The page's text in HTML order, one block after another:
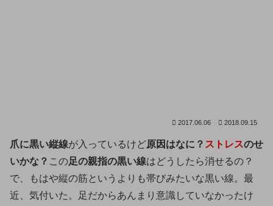
2017.06.06 2018.09.15
爪に黒い縦線が入っているけど原因はなに？ ストレスのせ
いかな？ この足の親指の黒い線はどうしたら消せるの？
で、もはや縦の筋というよりも帯びみたいな黒い線。最
近、気付いた。足だからあんまり意識していなかったけ